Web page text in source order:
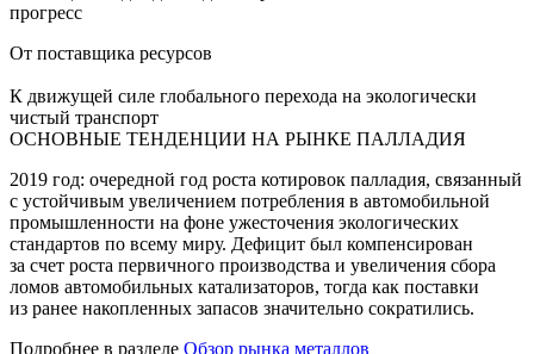
прогресс
От поставщика ресурсов
К движущей силе глобального перехода на экологически
чистый транспорт
ОСНОВНЫЕ ТЕНДЕНЦИИ НА РЫНКЕ ПАЛЛАДИЯ
2019 год: очередной год роста котировок палладия, связанный
с устойчивым увеличением потребления в автомобильной
промышленности на фоне ужесточения экологических
стандартов по всему миру. Дефицит был компенсирован
за счет роста первичного производства и увеличения сбора
ломов автомобильных катализаторов, тогда как поставки
из ранее накопленных запасов значительно сократились.
Подробнее в разделе Обзор рынка металлов